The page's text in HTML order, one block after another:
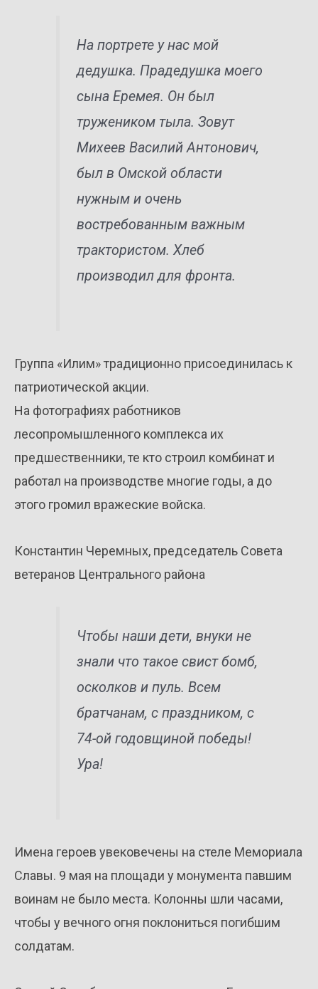
На портрете у нас мой
дедушка. Прадедушка моего
сына Еремея. Он был
тружеником тыла. Зовут
Михеев Василий Антонович,
был в Омской области
нужным и очень
востребованным важным
трактористом. Хлеб
производил для фронта.
Группа «Илим» традиционно присоединилась к
патриотической акции.
На фотографиях работников
лесопромышленного комплекса их
предшественники, те кто строил комбинат и
работал на производстве многие годы, а до
этого громил вражеские войска.
Константин Черемных, председатель Совета
ветеранов Центрального района
Чтобы наши дети, внуки не
знали что такое свист бомб,
осколков и пуль. Всем
братчанам, с праздником, с
74-ой годовщиной победы!
Ура!
Имена героев увековечены на стеле Мемориала
Славы. 9 мая на площади у монумента павшим
воинам не было места. Колонны шли часами,
чтобы у вечного огня поклониться погибшим
солдатам.